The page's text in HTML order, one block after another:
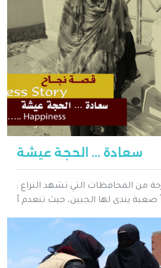
سعادة ... الحجة عيشة
; تعاني الأسر النازحة من المحافظات التي تشهد النزاع